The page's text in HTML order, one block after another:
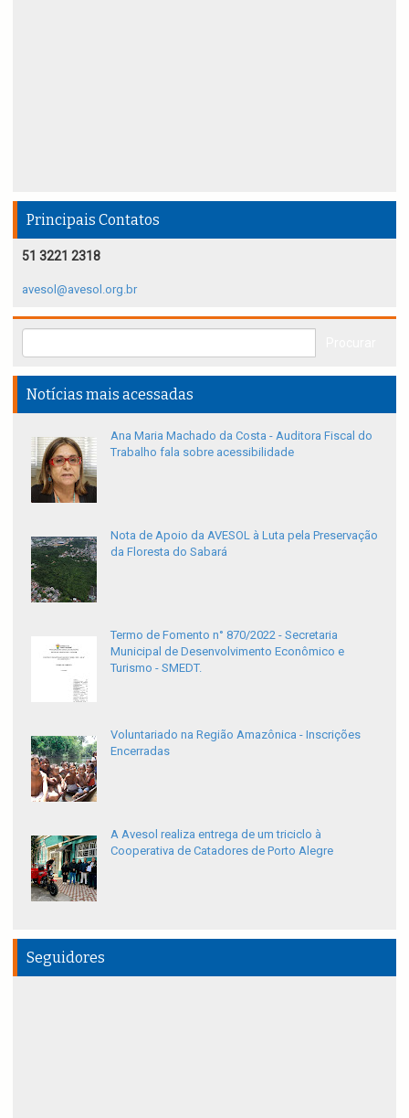
Principais Contatos
51 3221 2318
avesol@avesol.org.br
Notícias mais acessadas
Ana Maria Machado da Costa - Auditora Fiscal do
Trabalho fala sobre acessibilidade
Nota de Apoio da AVESOL à Luta pela Preservação
da Floresta do Sabará
Termo de Fomento n° 870/2022 - Secretaria
Municipal de Desenvolvimento Econômico e
Turismo - SMEDT.
Voluntariado na Região Amazônica - Inscrições
Encerradas
A Avesol realiza entrega de um triciclo à
Cooperativa de Catadores de Porto Alegre
Seguidores